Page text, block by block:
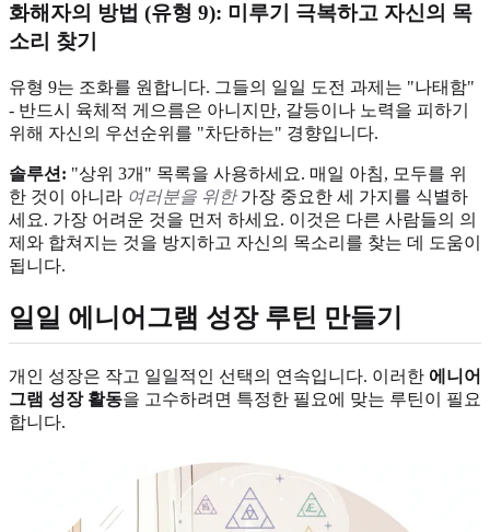
화해자의 방법 (유형 9): 미루기 극복하고 자신의 목
소리 찾기
유형 9는 조화를 원합니다. 그들의 일일 도전 과제는 "나태함"
- 반드시 육체적 게으름은 아니지만, 갈등이나 노력을 피하기
위해 자신의 우선순위를 "차단하는" 경향입니다.
솔루션: "상위 3개" 목록을 사용하세요. 매일 아침, 모두를 위
한 것이 아니라 여러분을 위한가장 중요한 세 가지를 식별하
세요. 가장 어려운 것을 먼저 하세요. 이것은 다른 사람들의 의
제와 합쳐지는 것을 방지하고 자신의 목소리를 찾는 데 도움이
됩니다.
일일 에니어그램 성장 루틴 만들기
개인 성장은 작고 일일적인 선택의 연속입니다. 이러한 에니어
그램 성장 활동을 고수하려면 특정한 필요에 맞는 루틴이 필요
합니다.